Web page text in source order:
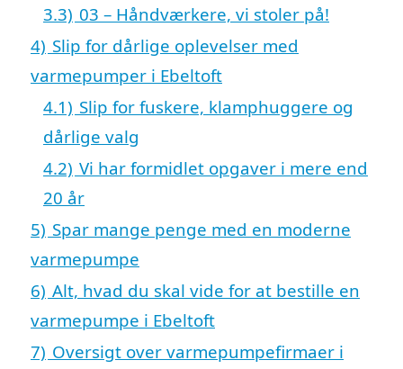
3.3) 03 – Håndværkere, vi stoler på!
4) Slip for dårlige oplevelser med
varmepumper i Ebeltoft
4.1) Slip for fuskere, klamphuggere og
dårlige valg
4.2) Vi har formidlet opgaver i mere end
20 år
5) Spar mange penge med en moderne
varmepumpe
6) Alt, hvad du skal vide for at bestille en
varmepumpe i Ebeltoft
7) Oversigt over varmepumpefirmaer i